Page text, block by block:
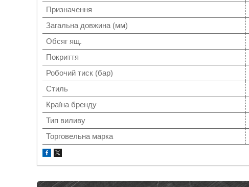
Призначення
Загальна довжина (мм)
Обсяг ящ.
Покриття
Робочий тиск (бар)
Стиль
Країна бренду
Тип виливу
Торговельна марка